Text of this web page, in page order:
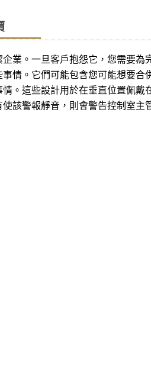
業。一旦客戶抱怨它，您需要為
情。它們可能包含您可能想要合
。這些設計用於在垂直位置佩戴
該警報靜音，則會警告控制室主